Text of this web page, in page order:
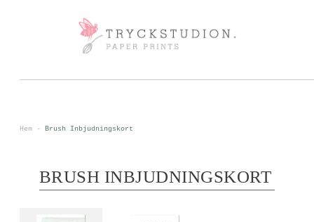
Hem - Brush Inbjudningskort
BRUSH INBJUDNINGSKORT